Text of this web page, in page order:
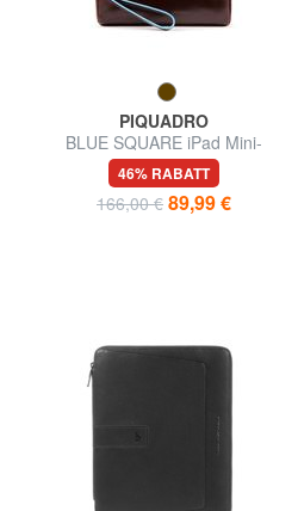
PIQUADRO
BLUE SQUARE iPad Mini-
Halter
46% RABATT
166,00 € 89,99 €